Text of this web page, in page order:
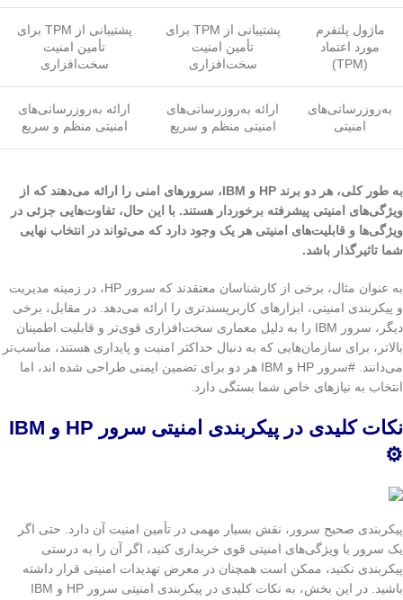
ماژول پلتفرم
مورد اعتماد
(TPM)
پشتیبانی از TPM برای
تأمین امنیت
سخت‌افزاری
پشتیبانی از TPM برای
تأمین امنیت
سخت‌افزاری
به‌روزرسانی‌های
امنیتی
ارائه به‌روزرسانی‌های
امنیتی منظم و سریع
ارائه به‌روزرسانی‌های
امنیتی منظم و سریع
به طور کلی، هر دو برند HP و IBM، سرورهای امنی را ارائه می‌دهند که از
ویژگی‌های امنیتی پیشرفته برخوردار هستند. با این حال، تفاوت‌هایی جزئی در
ویژگی‌ها و قابلیت‌های امنیتی هر یک وجود دارد که می‌تواند در انتخاب نهایی
شما تاثیرگذار باشد.
به عنوان مثال، برخی از کارشناسان معتقدند که سرور HP، در زمینه مدیریت
و پیکربندی امنیتی، ابزارهای کاربرپسندتری را ارائه می‌دهد. در مقابل، برخی
دیگر، سرور IBM را به دلیل معماری سخت‌افزاری قوی‌تر و قابلیت اطمینان
بالاتر، برای سازمان‌هایی که به دنبال حداکثر امنیت و پایداری هستند، مناسب‌تر
می‌دانند. #سرور HP و IBM هر دو برای تضمین ایمنی طراحی شده اند، اما
انتخاب به نیازهای خاص شما بستگی دارد.
نکات کلیدی در پیکربندی امنیتی سرور HP و IBM
⚙️
پیکربندی صحیح سرور، نقش بسیار مهمی در تأمین امنیت آن دارد. حتی اگر
یک سرور با ویژگی‌های امنیتی قوی خریداری کنید، اگر آن را به درستی
پیکربندی نکنید، ممکن است همچنان در معرض تهدیدات امنیتی قرار داشته
باشید. در این بخش، به نکات کلیدی در پیکربندی امنیتی سرور HP و IBM